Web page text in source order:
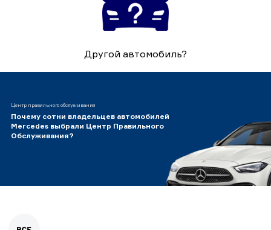
Другой автомобиль?
Центр правильного обслуживания
Почему сотни владельцев автомобилей
Mercedes выбрали Центр Правильного
Обслуживания?